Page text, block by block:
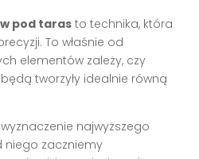
pod taras to technika, która
To właśnie od
elementów zależy, czy
tworzyły idealnie równą
najwyższego
niego zaczniemy